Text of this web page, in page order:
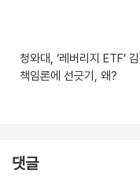
청와대, ‘레버리지 ETF’
책임론에 선긋기, 왜?
댓글